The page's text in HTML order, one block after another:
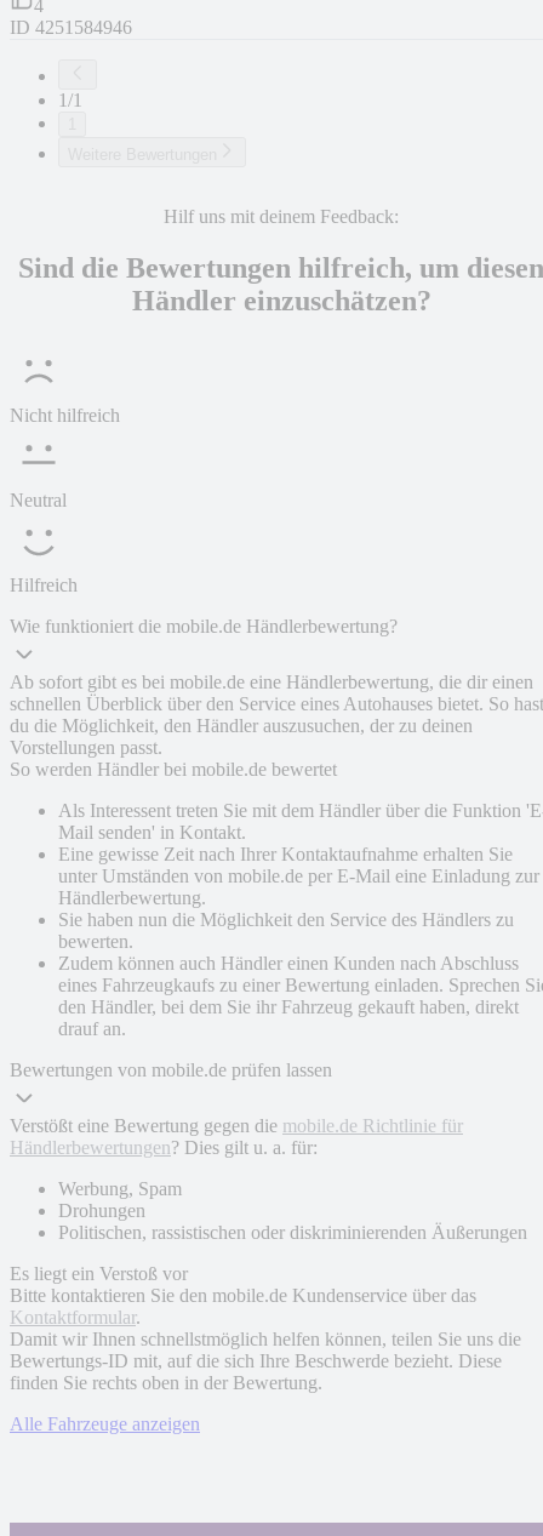
4
ID 4251584946
1/1
Hilf uns mit deinem Feedback:
Sind die Bewertungen hilfreich, um diesen
Händler einzuschätzen?
Nicht hilfreich
Neutral
Hilfreich
Wie funktioniert die mobile.de Händlerbewertung?
Ab sofort gibt es bei mobile.de eine Händlerbewertung, die dir einen
schnellen Überblick über den Service eines Autohauses bietet. So hast
du die Möglichkeit, den Händler auszusuchen, der zu deinen
Vorstellungen passt.
So werden Händler bei mobile.de bewertet
Als Interessent treten Sie mit dem Händler über die Funktion
Mail senden' in Kontakt.
Eine gewisse Zeit nach Ihrer Kontaktaufnahme erhalten Sie
unter Umständen von mobile.de per E-Mail eine Einladung zur
Händlerbewertung.
Sie haben nun die Möglichkeit den Service des Händlers zu
bewerten.
Zudem können auch Händler einen Kunden nach Abschluss
eines Fahrzeugkaufs zu einer Bewertung einladen. Sprechen
den Händler, bei dem Sie ihr Fahrzeug gekauft haben, direkt
drauf an.
Bewertungen von mobile.de prüfen lassen
Verstößt eine Bewertung gegen die mobile.de Richtlinie für
Händlerbewertungen? Dies gilt u. a. für:
Werbung, Spam
Drohungen
Politischen, rassistischen oder diskriminierenden Äußerungen
Es liegt ein Verstoß vor
Bitte kontaktieren Sie den mobile.de Kundenservice über das
Kontaktformular.
Damit wir Ihnen schnellstmöglich helfen können, teilen Sie uns die
Bewertungs-ID mit, auf die sich Ihre Beschwerde bezieht. Diese
finden Sie rechts oben in der Bewertung.
Alle Fahrzeuge anzeigen